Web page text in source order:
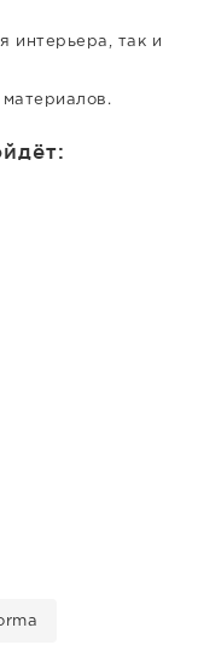
интерьера, так и
материалов.